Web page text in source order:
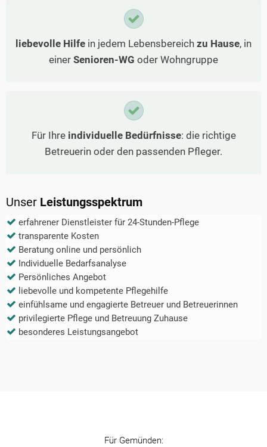
liebevolle Hilfe in jedem Lebensbereich zu Hause, in
einer Senioren-WG oder Wohngruppe
Für Ihre individuelle Bedürfnisse: die richtige
Betreuerin oder den passenden Pfleger.
Unser Leistungsspektrum
erfahrener Dienstleister für 24-Stunden-Pflege
transparente Kosten
Beratung online und persönlich
Individuelle Bedarfsanalyse
Persönliches Angebot
liebevolle und kompetente Pflegehilfe
einfühlsame und engagierte Betreuer und Betreuerinnen
privilegierte Pflege und Betreuung Zuhause
besonderes Leistungsangebot
Für Gemünden: